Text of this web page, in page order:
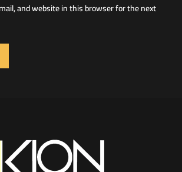
and website in this browser for the next